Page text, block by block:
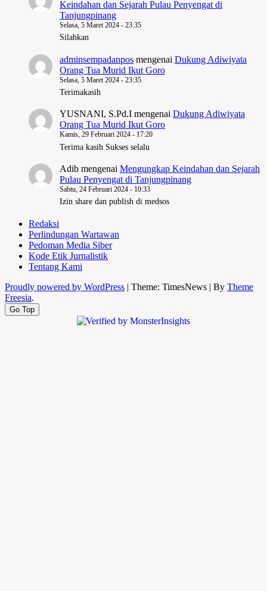
Keindahan dan Sejarah Pulau Penyengat di
Tanjungpinang
Selasa, 5 Maret 2024 - 23:35
Silahkan
adminsempadanpos mengenai Dukung Adiwiyata
Orang Tua Murid Ikut Goro
Selasa, 5 Maret 2024 - 23:35
Terimakasih
YUSNANI, S.Pd.I mengenai Dukung Adiwiyata
Orang Tua Murid Ikut Goro
Kamis, 29 Februari 2024 - 17:20
Terima kasih Sukses selalu
Adib mengenai Mengungkap Keindahan dan Sejarah
Pulau Penyengat di Tanjungpinang
Sabtu, 24 Februari 2024 - 10:33
Izin share dan publish di medsos
Redaksi
Perlindungan Wartawan
Pedoman Media Siber
Kode Etik Jurnalistik
Tentang Kami
Proudly powered by WordPress | Theme: TimesNews | By Theme
Freesia.
Go Top